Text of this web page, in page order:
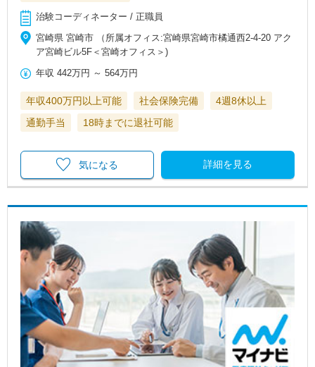
治験コーディネーター / 正職員
宮崎県 宮崎市 （所属オフィス:宮崎県宮崎市橘通西2-4-20 アク
ア宮崎ビル5F＜宮崎オフィス＞)
年収 442万円 ～564万円
年収400万円以上可能 社会保険完備
4週8休以上
通勤手当
18時までに退社可能
詳細を見る
気になる